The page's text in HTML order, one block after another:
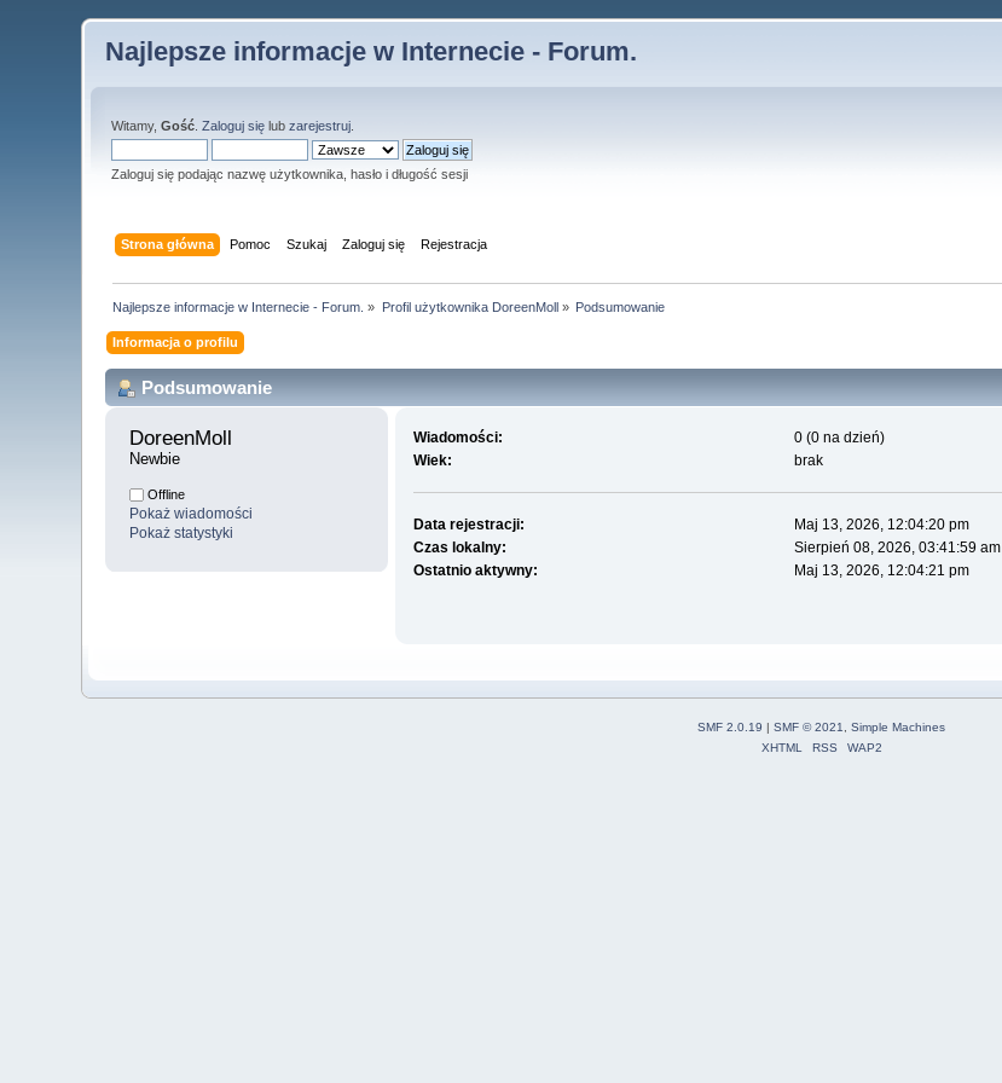
Najlepsze informacje w Internecie - Forum.
Witamy,Gość .Zaloguj się lubzarejestruj
Zaloguj się podając nazwę użytkownika, hasło i długość sesji
Strona główna Pomoc Szukaj Zaloguj się Rejestracja
Najlepsze informacje w Internecie - Forum. » Profil użytkownika DoreenMoll» Podsumowanie
Informacja o profilu
Podsumowanie
DoreenMoll
Newbie
Offline
Pokaż wiadomości
Pokaż statystyki
Wiadomości:
0 (0 na dzień)
Wiek:
brak
Data rejestracji:
Maj 13, 2026, 12:04:20 pm
Czas lokalny:
Sierpień 08, 2026, 03:41:59 am
Ostatnio aktywny:
Maj 13, 2026, 12:04:21 pm
SMF 2.0.19 | SMF © 2021, Simple Machines
XHTML
RSS WAP2